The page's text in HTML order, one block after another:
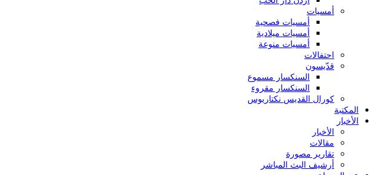
أمسيات
أمسيات فصحية
أمسيات ميلادية
أمسيات منوعة
احتفالات
قدّيسون
السنكسار مسموع
السنكسار مقروء
كورال القديس نكتاريوس
المكتبة
الأخبار
الأخبار
مقالات
تقارير مصورة
أرشيف البث المباشر